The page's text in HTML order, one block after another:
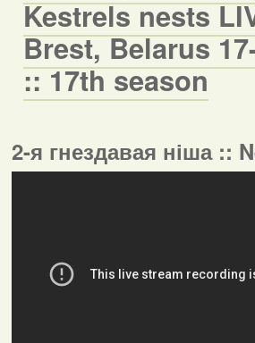
Kestrels nests
Brest, Belarus
:: 17th season
2-я гнездавая ніша ::